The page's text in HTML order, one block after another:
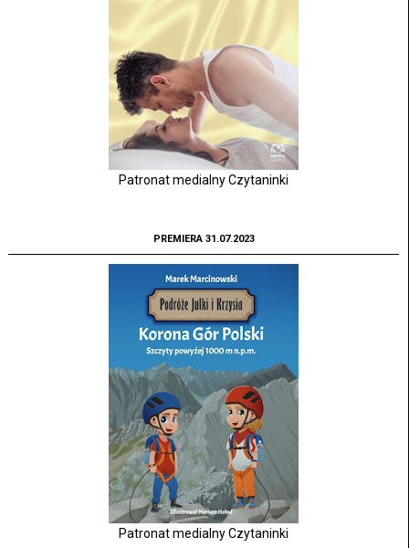
Patronat medialny Czytaninki
PREMIERA 31.07.2023
Patronat medialny Czytaninki